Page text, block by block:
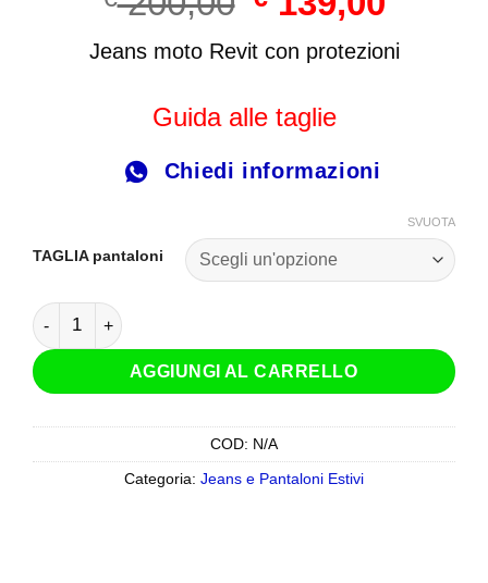
prezzo
originale
€ 200,00.
attuale
Jeans moto Revit con protezioni
Guida alle taglie
Chiedi informazioni
TAGLIA pantaloni
SVUOTA
Jeans Revit Piston 2 SK Grigio Chiaro Slavato quantità
AGGIUNGI AL CARRELLO
COD: N/A
Categoria: Jeans e Pantaloni Estivi